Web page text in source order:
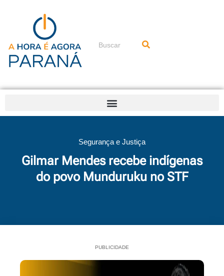
conteúdo
Pesquisar
Segurança e Justiça
Gilmar Mendes recebe indígenas
do povo Munduruku no STF
PUBLICIDADE